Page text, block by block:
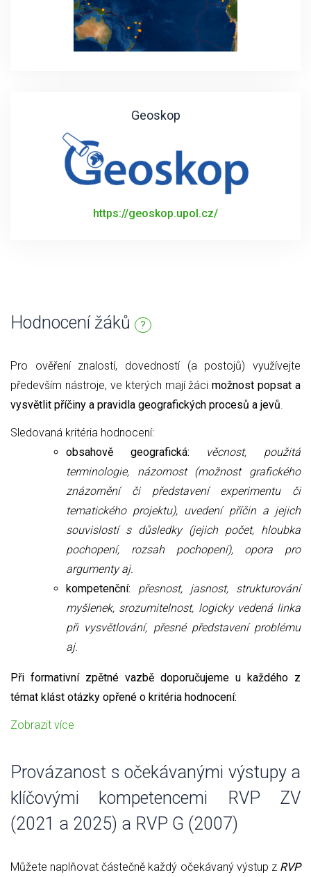
Geoskop
https://geoskop.upol.cz/
Hodnocení žáků ?
Pro ověření znalostí, dovedností (a postojů) využívejte
především nástroje, ve kterých mají žácimožnost popsat a
vysvětlit příčiny a pravidla geografických procesů a jevů
Sledovaná kritéria hodnocení:
obsahově geografická: věcnost, použitá
terminologie, názornost (možnost grafického
znázornění či představení experimentu či
tematického projektu), uvedení příčin a jejich
souvislostí s důsledky (jejich počet, hloubka
pochopení, rozsah pochopení), opora pro
argumenty aj.
kompetenční:
přesnost, jasnost, strukturování
myšlenek, srozumitelnost, logicky vedená linka
při vysvětlování, přesné představení problému
aj.
Při formativní zpětné vazbě doporučujeme u každého z
témat klást otázky opřené o kritéria hodnocení:
Zobrazit více
Provázanost s očekávanými výstupy a
klíčovými kompetencemi RVP ZV
(2021 a 2025) a RVP G (2007)
Můžete naplňovat částečně každý očekávaný výstup z RVP